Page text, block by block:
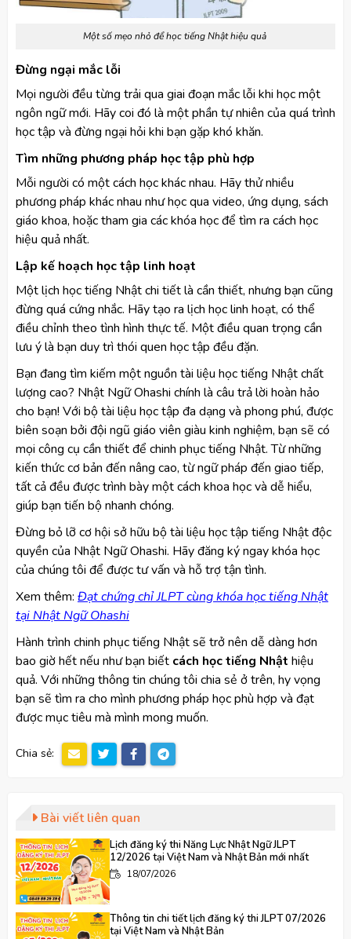
Một số mẹo nhỏ để học tiếng Nhật hiệu quả
Đừng ngại mắc lỗi
Mọi người đều từng trải qua giai đoạn mắc lỗi khi học một
ngôn ngữ mới. Hãy coi đó là một phần tự nhiên của quá trình
học tập và đừng ngại hỏi khi bạn gặp khó khăn.
Tìm những phương pháp học tập phù hợp
Mỗi người có một cách học khác nhau. Hãy thử nhiều
phương pháp khác nhau như học qua video, ứng dụng, sách
giáo khoa, hoặc tham gia các khóa học để tìm ra cách học
hiệu quả nhất.
Lập kế hoạch học tập linh hoạt
Một lịch học tiếng Nhật chi tiết là cần thiết, nhưng bạn cũng
đừng quá cứng nhắc. Hãy tạo ra lịch học linh hoạt, có thể
điều chỉnh theo tình hình thực tế. Một điều quan trọng cần
lưu ý là bạn duy trì thói quen học tập đều đặn.
Bạn đang tìm kiếm một nguồn tài liệu học tiếng Nhật chất
lượng cao? Nhật Ngữ Ohashi chính là câu trả lời hoàn hảo
cho bạn! Với bộ tài liệu học tập đa dạng và phong phú, được
biên soạn bởi đội ngũ giáo viên giàu kinh nghiệm, bạn sẽ có
mọi công cụ cần thiết để chinh phục tiếng Nhật. Từ những
kiến thức cơ bản đến nâng cao, từ ngữ pháp đến giao tiếp,
tất cả đều được trình bày một cách khoa học và dễ hiểu,
giúp bạn tiến bộ nhanh chóng.
Đừng bỏ lỡ cơ hội sở hữu bộ tài liệu học tập tiếng Nhật độc
quyền của Nhật Ngữ Ohashi. Hãy đăng ký ngay khóa học
của chúng tôi để được tư vấn và hỗ trợ tận tình.
Xem thêm: Đạt chứng chỉ JLPT cùng khóa học tiếng Nhật
tại Nhật Ngữ Ohashi
Hành trình chinh phục tiếng Nhật sẽ trở nên dễ dàng hơn
bao giờ hết nếu như bạn biết cách học tiếng Nhật hiệu
quả. Với những thông tin chúng tôi chia sẻ ở trên, hy vọng
bạn sẽ tìm ra cho mình phương pháp học phù hợp và đạt
được mục tiêu mà mình mong muốn.
Chia sẻ:
Bài viết liên quan
Lịch đăng ký thi Năng Lực Nhật Ngữ JLPT
12/2026 tại Việt Nam và Nhật Bản mới nhất
18/07/2026
Thông tin chi tiết lịch đăng ký thi JLPT 07/2026
tại Việt Nam và Nhật Bản